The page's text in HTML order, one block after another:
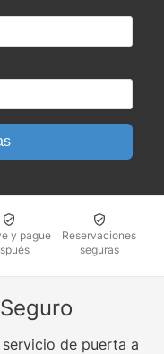
y pague
Reservaciones
seguras
de puerta a